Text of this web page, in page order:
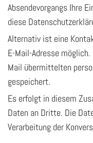
Absendevorgangs Ihre
diese
Alternativ ist eine
E-Mail-Adresse
Mail übermittelten
gespeichert.
Es erfolgt in diesem
Daten an Dritte. Die
Verarbeitung der